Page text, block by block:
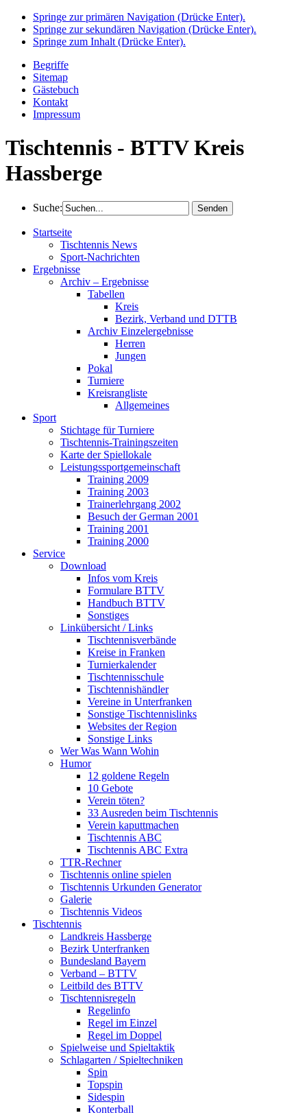
Springe zur primären Navigation (Drücke Enter).
Springe zur sekundären Navigation (Drücke Enter).
Springe zum Inhalt (Drücke Enter).
Begriffe
Sitemap
Gästebuch
Kontakt
Impressum
Tischtennis - BTTV Kreis
Hassberge
Suche:
Startseite
Tischtennis News
Sport-Nachrichten
Ergebnisse
Archiv – Ergebnisse
Tabellen
Kreis
Bezirk, Verband und DTTB
Archiv Einzelergebnisse
Herren
Jungen
Pokal
Turniere
Kreisrangliste
Allgemeines
Sport
Stichtage für Turniere
Tischtennis-Trainingszeiten
Karte der Spiellokale
Leistungssportgemeinschaft
Training 2009
Training 2003
Trainerlehrgang 2002
Besuch der German 2001
Training 2001
Training 2000
Service
Download
Infos vom Kreis
Formulare BTTV
Handbuch BTTV
Sonstiges
Linkübersicht / Links
Tischtennisverbände
Kreise in Franken
Turnierkalender
Tischtennisschule
Tischtennishändler
Vereine in Unterfranken
Sonstige Tischtennislinks
Websites der Region
Sonstige Links
Wer Was Wann Wohin
Humor
12 goldene Regeln
10 Gebote
Verein töten?
33 Ausreden beim Tischtennis
Verein kaputtmachen
Tischtennis ABC
Tischtennis ABC Extra
TTR-Rechner
Tischtennis online spielen
Tischtennis Urkunden Generator
Galerie
Tischtennis Videos
Tischtennis
Landkreis Hassberge
Bezirk Unterfranken
Bundesland Bayern
Verband – BTTV
Leitbild des BTTV
Tischtennisregeln
Regelinfo
Regel im Einzel
Regel im Doppel
Spielweise und Spieltaktik
Schlagarten / Spieltechniken
Spin
Topspin
Sidespin
Konterball